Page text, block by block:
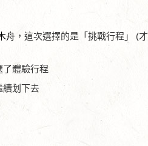
舟 ，這次選擇的是「挑戰行程」 (才
體驗行程
續划下去